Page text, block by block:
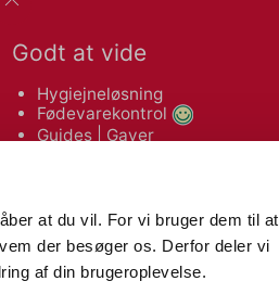
at du vil. For vi bruger dem til at
der besøger os. Derfor deler vi
af din brugeroplevelse.
Godt at vide
Hygiejneløsning
Fødevarekontrol
Guides
Gaver
Nyttige links
Affaldssortering